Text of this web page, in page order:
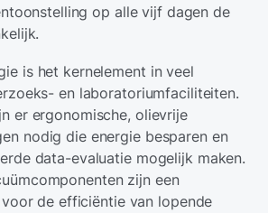
op alle vijf dagen de
is het kernelement in veel
en laboratoriumfaciliteiten.
er ergonomische, olievrije
nodig die energie besparen en
data-evaluatie mogelijk maken.
zijn een
de efficiëntie van lopende